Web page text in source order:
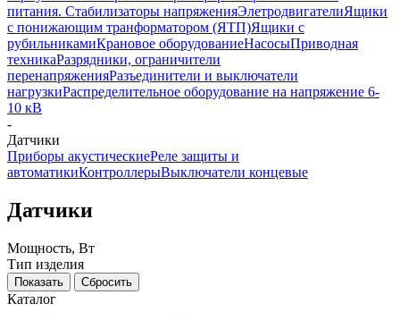
питания. Стабилизаторы напряженияЭлетродвигателиЯщики
с понижающим транформатором (ЯТП)Ящики с
рубильникамиКрановое оборудованиеНасосыПриводная
техникаРазрядники, ограничители
перенапряженияРазъединители и выключатели
нагрузкиРаспределительное оборудование на напряжение 6-
10 кВ
-
Датчики
Приборы акустическиеРеле защиты и
автоматикиКонтроллерыВыключатели концевые
Датчики
Мощность, Вт
Тип изделия
Каталог